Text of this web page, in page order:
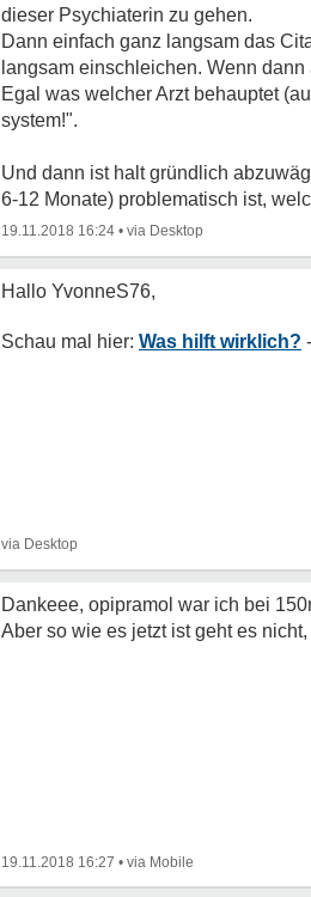
dieser Psychiaterin zu gehen.
Dann einfach ganz langsam das
langsam einschleichen. Wenn
Egal was welcher Arzt behauptet
system!".
Und dann ist halt gründlich
6-12 Monate) problematisch ist,
19.11.2018 16:24 •
Was hilft wirklich?
Dankeee, opipramol war ich bei
Aber so wie es jetzt ist geht es
19.11.2018 16:27 •